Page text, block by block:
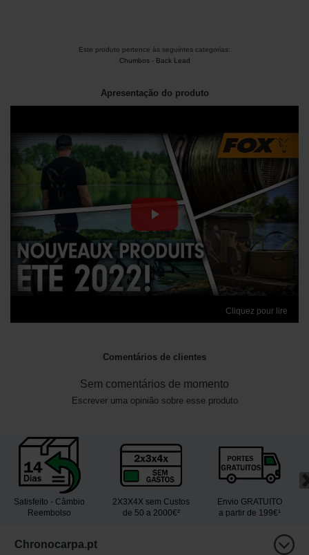
Este produto pertence às seguintes categorias:
Chumbos- Back Lead
Apresentação do produto
Cliquez pour lire
Comentários de clientes
Sem comentários de momento
Escrever uma opinião sobre esse produto
Satisfeito - Câmbio
Reembolso
2X3X4X sem Custos
de 50 a 2000€²
Envio GRATUITO
a partir de 199€¹
Chronocarpa.pt